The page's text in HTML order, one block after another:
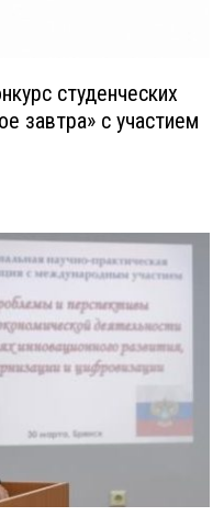
студенческих
завтра» с участием